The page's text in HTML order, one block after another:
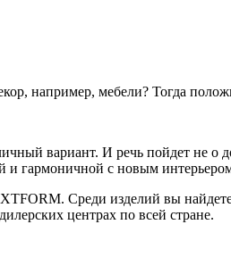
например, мебели? Тогда
вариант. И речь пойдет не о
и гармоничной с новым
Среди изделий вы
центрах по всей стране.